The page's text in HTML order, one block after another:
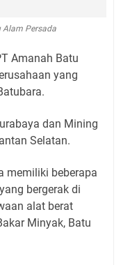
Alam Persada
Amanah Batu
yang
dan Mining
Selatan.
memiliki beberapa
bergerak di
alat berat
Minyak, Batu